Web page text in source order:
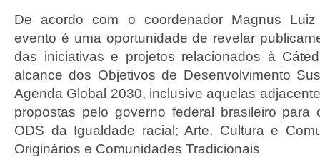
De acordo com o coordenador Magnus Luiz
evento é uma oportunidade de revelar
das iniciativas e projetos relacionados à
alcance dos Objetivos de Desenvolvimento
Agenda Global 2030, inclusive aquelas
propostas pelo governo federal brasileiro
ODS da Igualdade racial; Arte, Cultura e
Originários e Comunidades Tradicionais